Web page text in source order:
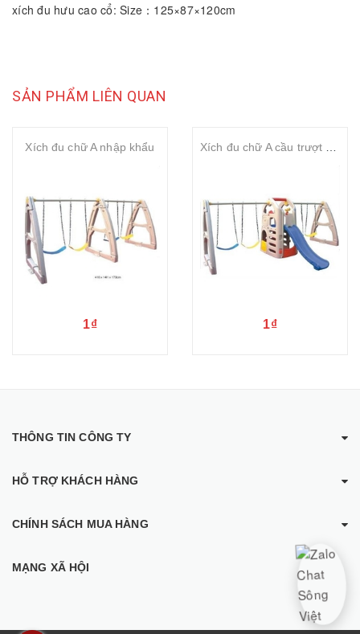
xích đu hưu cao cổ: Size：125×87×120cm
SẢN PHẨM LIÊN QUAN
Xích đu chữ A nhập khẩu
1₫ 1₫
THÔNG TIN CÔNG TY
HỖ TRỢ KHÁCH HÀNG
CHÍNH SÁCH MUA HÀNG
MẠNG XÃ HỘI